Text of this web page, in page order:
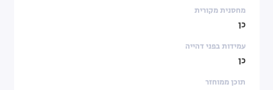
מחסנית מקורית
כן
עמידות בפני דהייה
כן
תוכן ממוחזר